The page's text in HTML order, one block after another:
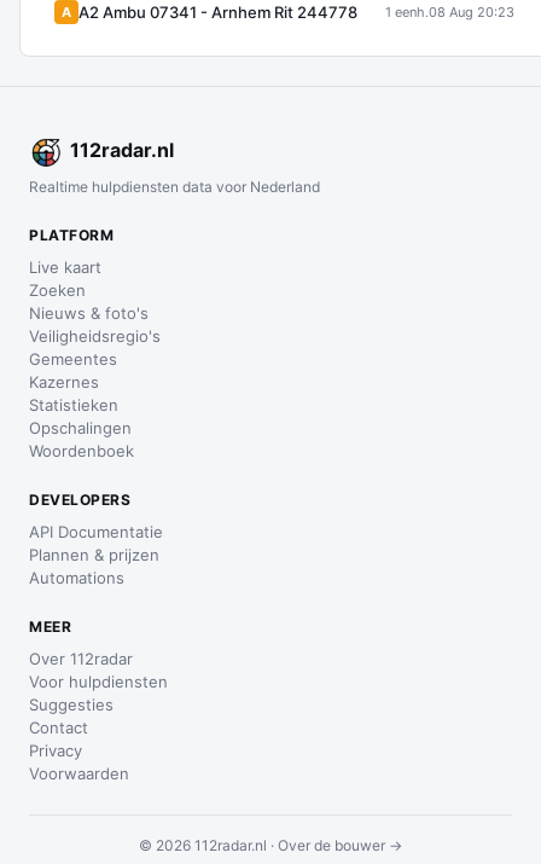
A A2 Ambu 07341 - Arnhem Rit 244778 1 eenh.08 Aug 20:23
112radar.nl
Realtime hulpdiensten data voor Nederland
PLATFORM
Live kaart
Zoeken
Nieuws & foto's
Veiligheidsregio's
Gemeentes
Kazernes
Statistieken
Opschalingen
Woordenboek
DEVELOPERS
API Documentatie
Plannen & prijzen
Automations
MEER
Over 112radar
Voor hulpdiensten
Suggesties
Contact
Privacy
Voorwaarden
© 2026 112radar.nl · Over de bouwer →